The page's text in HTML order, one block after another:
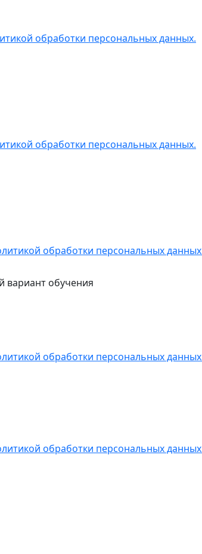
обработки персональных данных.
обработки персональных данных.
обработки персональных
вариант обучения
обработки персональных
обработки персональных